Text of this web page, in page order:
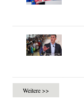
Weitere >>